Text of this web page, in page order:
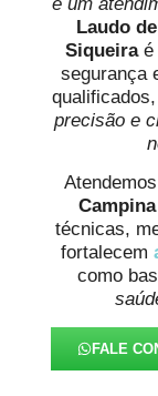
Laudo
Siqueiraé
segurança
qualificados,
precisão e
técnicas,
fortalecem
como
FALE